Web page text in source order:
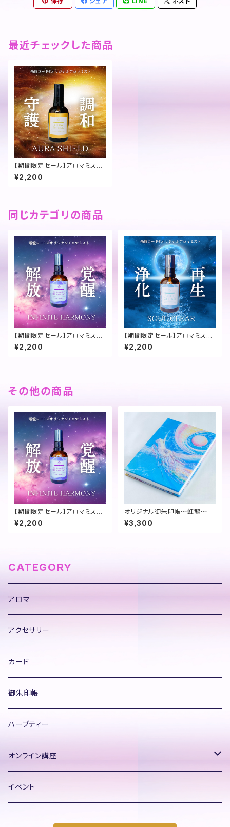
最近チェックした商品
【期間限定セール】アロマミスト
～AURA SHIELD
¥2,200
同じカテゴリの商品
【期間限定セール】アロマミスト
～INFINITE HARMONY
¥2,200
【期間限定セール】アロマミスト
～SOUL CLEAR
¥2,200
その他の商品
【期間限定セール】アロマミスト
～INFINITE HARMONY
¥2,200
オリジナル御朱印帳～虹龍～
¥3,300
CATEGORY
アロマ
アクセサリー
カード
御朱印帳
ハーブティー
オンライン講座
飛龍コード®ヒーラー養成講座
イベント